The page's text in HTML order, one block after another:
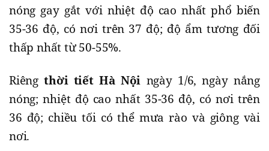
nóng gay gắt với nhiệt độ cao nhất phổ biến
35-36 độ, có nơi trên 37 độ; độ ẩm tương đối
thấp nhất từ 50-55%.
Riêngthời tiết Hà Nội ngày 1/6, ngày nắng
nóng; nhiệt độ cao nhất 35-36 độ, có nơi trên
36 độ; chiều tối có thể mưa rào và giông vài
nơi.